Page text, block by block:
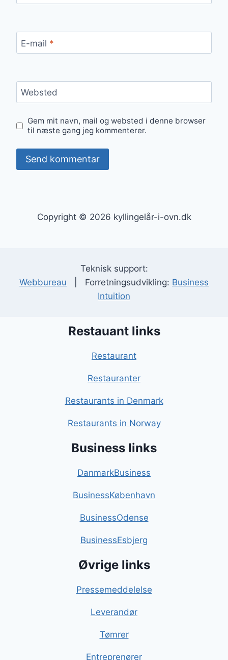
E-mail *
Websted
Gem mit navn, mail og websted i denne browser
til næste gang jeg kommenterer.
Copyright © 2026 kyllingelår-i-ovn.dk
Teknisk support:
Webbureau | Forretningsudvikling: Business
Intuition
Restauant links
Restaurant
Restauranter
Restaurants in Denmark
Restaurants in Norway
Business links
DanmarkBusiness
BusinessKøbenhavn
BusinessOdense
BusinessEsbjerg
Øvrige links
Pressemeddelelse
Leverandør
Tømrer
Entreprenører